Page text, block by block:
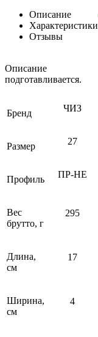
Описание
Характеристики
Отзывы
Описание
подготавливается.
Бренд ЧИЗ
Размер 27
Профиль ПР-НЕ
Вес
брутто, г
295
Длина,
см
17
Ширина,
см
4